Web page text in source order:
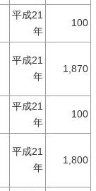
平成21
年
100
平成21
年
1,870
平成21
年
100
平成21
年
1,800